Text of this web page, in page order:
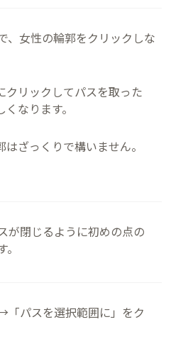
、女性の輪郭をクリックしな
クリックしてパスを取った
なります。
ざっくりで構いません。
が閉じるように初めの点の
「パスを選択範囲に」をク